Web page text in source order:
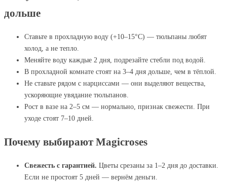
дольше
Ставьте в прохладную воду (+10–15°C) — тюльпаны любят
холод, а не тепло.
Меняйте воду каждые 2 дня, подрезайте стебли под водой.
В прохладной комнате стоят на 3–4 дня дольше, чем в тёплой.
Не ставьте рядом с нарциссами — они выделяют вещества,
ускоряющие увядание тюльпанов.
Рост в вазе на 2–5 см — нормально, признак свежести. При
уходе стоят 7–10 дней.
Почему выбирают Magicroses
Свежесть с гарантией. Цветы срезаны за 1–2 дня до доставки.
Если не простоят 5 дней — вернём деньги.